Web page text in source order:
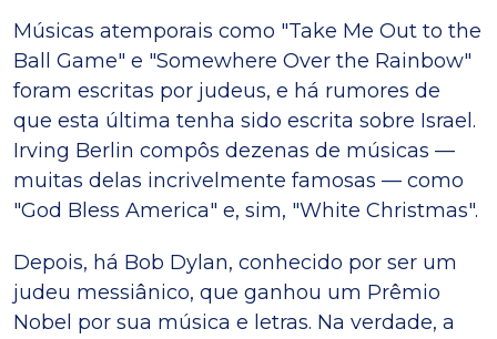
Músicas atemporais como "Take Me Out to the
Ball Game" e "Somewhere Over the Rainbow"
foram escritas por judeus, e há rumores de
que esta última tenha sido escrita sobre Israel.
Irving Berlin compôs dezenas de músicas —
muitas delas incrivelmente famosas — como
"God Bless America" e, sim, "White Christmas".
Depois, há Bob Dylan, conhecido por ser um
judeu messiânico, que ganhou um Prêmio
Nobel por sua música e letras. Na verdade, a